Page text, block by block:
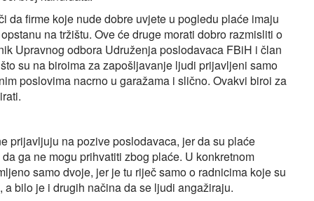
da firme koje nude dobre uvjete u pogledu plaće imaju
na tržištu. Ove će druge morati dobro razmisliti o
Upravnog odbora Udruženja poslodavaca FBiH i član
su na biroima za zapošljavanje ljudi prijavljeni samo
poslovima nacrno u garažama i slično. Ovakvi biroi za
prijavljuju na pozive poslodavaca, jer da su plaće
ga ne mogu prihvatiti zbog plaće. U konkretnom
samo dvoje, jer je tu riječ samo o radnicima koje su
bilo je i drugih načina da se ljudi angažiraju.